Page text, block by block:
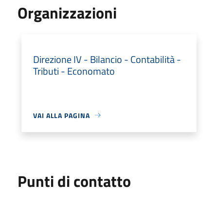
Organizzazioni
Direzione IV - Bilancio - Contabilità -
Tributi - Economato
VAI ALLA PAGINA
Punti di contatto